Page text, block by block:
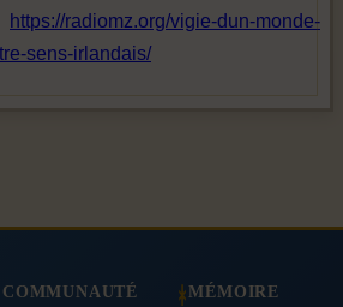
https://radiomz.org/vigie-dun-monde-
sens-irlandais/
COMMUNAUTÉ MÉMOIRE